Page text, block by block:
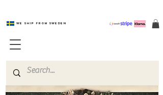
We ship from Sweden